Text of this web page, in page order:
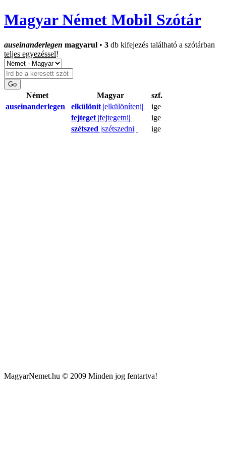
Magyar Német Mobil Szótár
auseinanderlegen magyarul • 3 db kifejezés található a szótárban
teljes egyezéssel!
Német Magyar
szf.
auseinanderlegen
elkülönít |elkülöníteni|
ige
fejteget |fejtegetni|
ige
szétszed |szétszedni| ige
MagyarNemet.hu © 2009 Minden jog fentartva!